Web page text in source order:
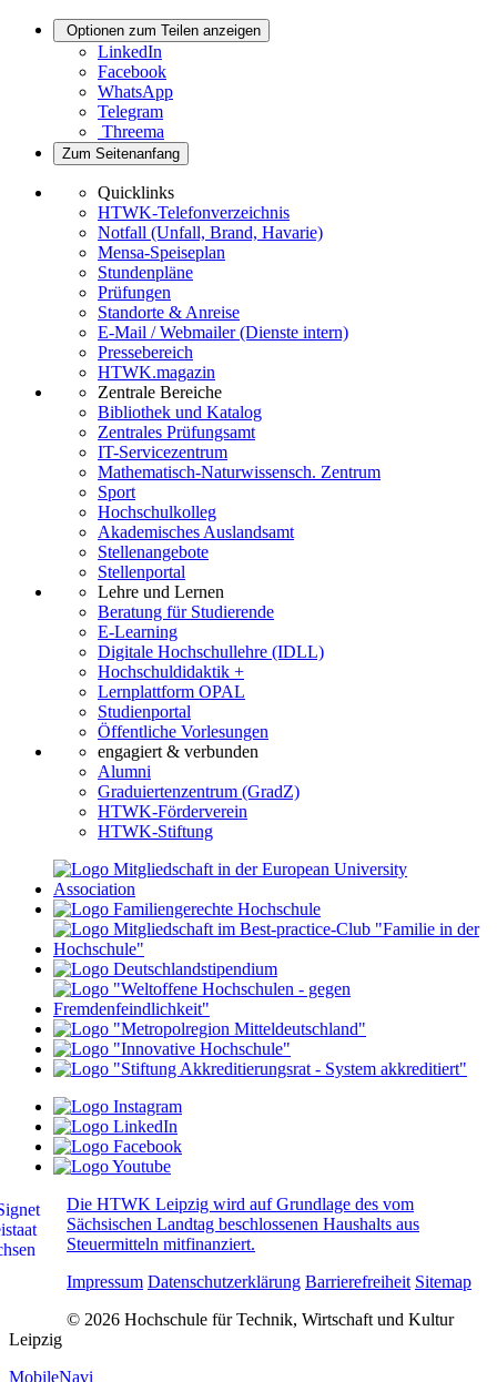
Optionen zum Teilen anzeigen
LinkedIn
Facebook
WhatsApp
Telegram
Threema
Zum Seitenanfang
Quicklinks
HTWK-Telefonverzeichnis
Notfall (Unfall, Brand, Havarie)
Mensa-Speiseplan
Stundenpläne
Prüfungen
Standorte & Anreise
E-Mail / Webmailer (Dienste intern)
Pressebereich
HTWK.magazin
Zentrale Bereiche
Bibliothek und Katalog
Zentrales Prüfungsamt
IT-Servicezentrum
Mathematisch-Naturwissensch. Zentrum
Sport
Hochschulkolleg
Akademisches Auslandsamt
Stellenangebote
Stellenportal
Lehre und Lernen
Beratung für Studierende
E-Learning
Digitale Hochschullehre (IDLL)
Hochschuldidaktik +
Lernplattform OPAL
Studienportal
Öffentliche Vorlesungen
engagiert & verbunden
Alumni
Graduiertenzentrum (GradZ)
HTWK-Förderverein
HTWK-Stiftung
Die HTWK Leipzig wird auf Grundlage des vom
Sächsischen Landtag beschlossenen Haushalts aus
Steuermitteln mitfinanziert.
Impressum Datenschutzerklärung Barrierefreiheit Sitemap
© 2026 Hochschule für Technik, Wirtschaft und Kultur
Leipzig
MobileNavi